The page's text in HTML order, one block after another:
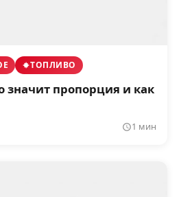
ТОПЛИВО
значит пропорция и как
1 мин